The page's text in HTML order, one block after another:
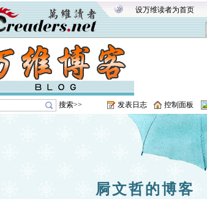
设万维读者为首页
搜索>> 发表日志 控制面板
屙文哲的博客